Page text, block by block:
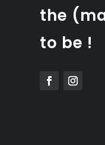
the
to be !